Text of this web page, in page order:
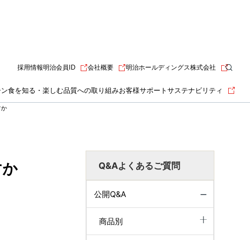
食を知る・楽しむ品質への取り組みお客様サポートサステナビリティ
採用情報明治会員ID 会社概要 明治ホールディングス株式会社
Q&Aよくあるご質問
公開Q&A
商品別